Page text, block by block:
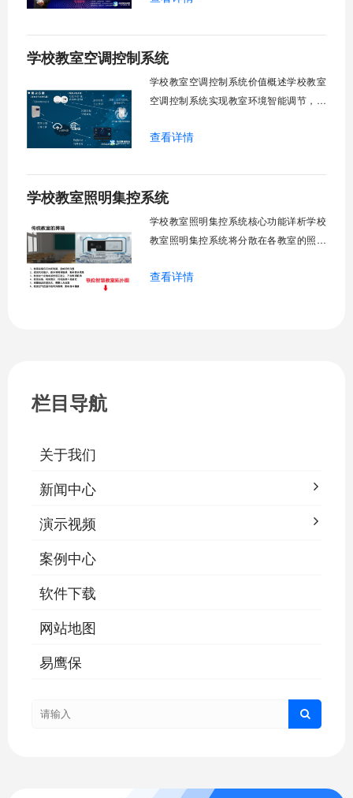
能智慧校园生态升级。智能光感调节1. 动
态光照追踪实时捕捉室外照度参数。光照
学校教室空调控制系统
学校教室空调控制系统价值概述学校教室
空调控制系统实现教室环境智能调节，提
管理全校空调设备，远程监控运行状态，
警。管理人员通过平台统一管控，减少人
工巡检工作量，延长设备使用寿命，节约
查看详情
学校教室照明集控系统
学校教室照明集控系统核心功能详析学校
教室照明集控系统将分散在各教室的照明
关、按需调光、定时策略、能耗监测、故
查看详情
栏目导航
关于我们
新闻中心
演示视频
案例中心
软件下载
网站地图
易鹰保